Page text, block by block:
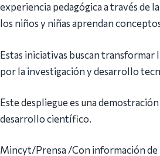
experiencia pedagógica a través de
los niños y niñas aprendan
Estas iniciativas buscan
por la investigación y desarrollo
Este despliegue es una
desarrollo científico.
Mincyt/Prensa /Con información de